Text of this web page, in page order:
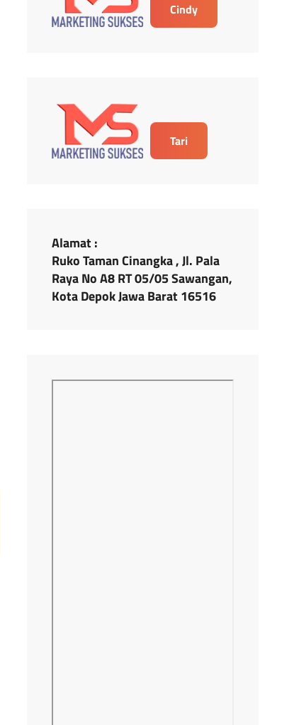
Cindy
Tari
Alamat :
Ruko Taman Cinangka , Jl. Pala
Raya No A8 RT 05/05 Sawangan,
Kota Depok Jawa Barat 16516